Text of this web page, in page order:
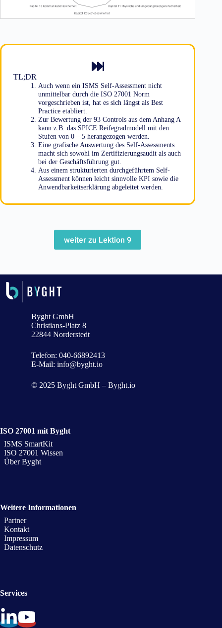
TL;DR
Auch wenn ein ISMS Self-Assessment nicht
unmittelbar durch die ISO 27001 Norm
vorgeschrieben ist, hat es sich längst als Best
Practice etabliert.
Zur Bewertung der 93 Controls aus dem Anhang A
kann z.B. das SPICE Reifegradmodell mit den
Stufen von 0 – 5 herangezogen werden.
Eine grafische Auswertung des Self-Assessments
macht sich sowohl im Zertifizierungsaudit als auch
bei der Geschäftsführung gut.
Aus einem strukturierten durchgeführtem Self-
Assessment können leicht sinnvolle KPI sowie die
Anwendbarkeitserklärung abgeleitet werden.
weiter zu Lektion 9
Byght GmbH
Christians-Platz 8
22844 Norderstedt
Telefon: 040-66892413
E-Mail: info@byght.io
© 2025 Byght GmbH – Byght.io
ISO 27001 mit Byght
ISMS SmartKit
ISO 27001 Wissen
Über Byght
Weitere Informationen
Partner
Kontakt
Impressum
Datenschutz
Services